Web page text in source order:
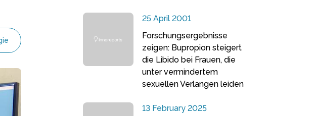
25 April 2001
Forschungsergebnisse
zeigen: Bupropion steigert
die Libido bei Frauen, die
unter vermindertem
sexuellen Verlangen leiden
13 February 2025